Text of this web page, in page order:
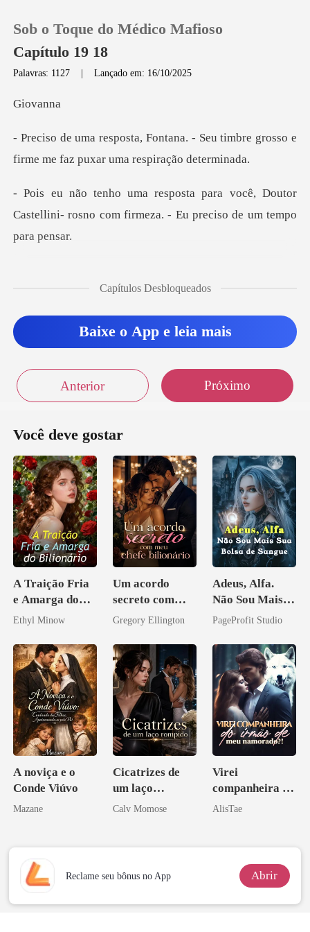
Loja
Sob o Toque do Médico Mafioso
Capítulo 19 18
Palavras: 1127 |Lançado em: 16/10/2025
ov
. - Seu timbre grosso e
firme me f
cê, Doutor
Castellini- rosno com firmeza
Capítulos Desbloqueados
Baixe o App e leia mais
Anterior Próximo
Você deve gostar
A Traição Fria
e Amarga do
Bilionário
Ethyl Minow
Um acordo
secreto com
meu chefe
Gregory Ellington
Adeus, Alfa.
Não Sou Mais
Sua Bolsa de
PageProfit Studio
A noviça e o
Conde Viúvo
Mazane
Cicatrizes de
um laço
rompido
Calv Momose
Virei
companheira do
irmão de meu
AlisTae
Reclame seu bônus no App Abrir